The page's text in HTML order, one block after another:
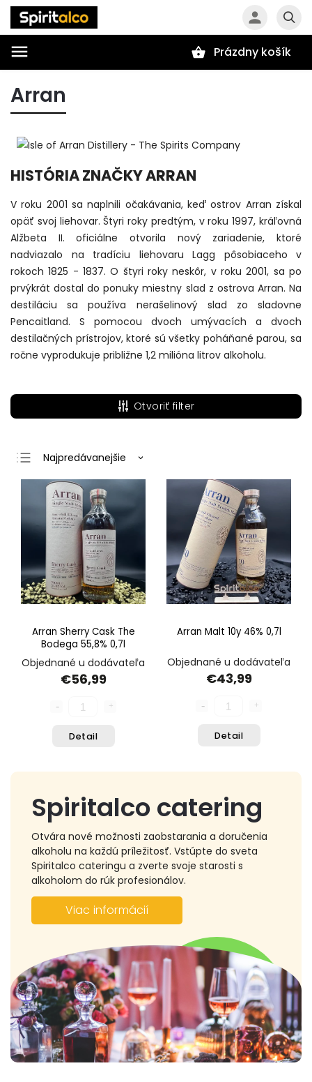
Prázdny košík
Arran
HISTÓRIA ZNAČKY ARRAN
V roku 2001 sa naplnili očakávania, keď ostrov Arran získal
opäť svoj liehovar. Štyri roky predtým, v roku 1997, kráľovná
Alžbeta II. oficiálne otvorila nový zariadenie, ktoré
nadviazalo na tradíciu liehovaru Lagg pôsobiaceho v
rokoch 1825 - 1837. O štyri roky neskôr, v roku 2001, sa po
prvýkrát dostal do ponuky miestny slad z ostrova Arran. Na
destiláciu sa používa nerašelinový slad zo sladovne
Pencaitland. S pomocou dvoch umývacích a dvoch
destilačných prístrojov, ktoré sú všetky poháňané parou, sa
ročne vyprodukuje približne 1,2 milióna litrov alkoholu.
Otvoriť filter
Najpredávanejšie
Najlacnejšie
Najdrahšie
Abecedne
Arran Sherry Cask The
Bodega 55,8% 0,7l
Objednané u dodávateľa
€56,99
Detail
Arran Malt 10y 46% 0,7l
Objednané u dodávateľa
€43,99
Detail
Spiritalco catering
Otvára nové možnosti zaobstarania a doručenia
alkoholu na každú príležitosť. Vstúpte do sveta
Spiritalco cateringu a zverte svoje starosti s
alkoholom do rúk profesionálov.
Viac informácií